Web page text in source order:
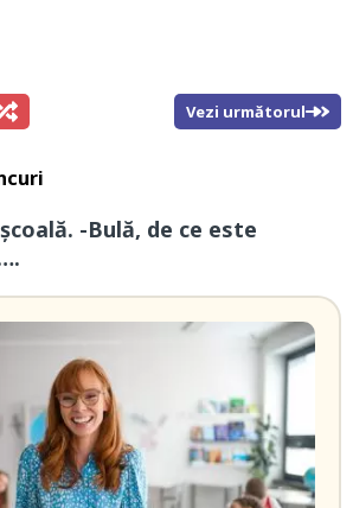
Vezi următorul
-Bulă, de ce este